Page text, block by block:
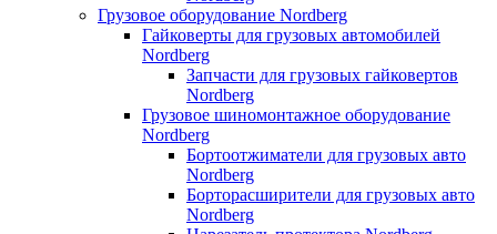
Грузовое оборудование Nordberg
Гайковерты для грузовых автомобилей
Nordberg
Запчасти для грузовых гайковертов
Nordberg
Грузовое шиномонтажное оборудование
Nordberg
Бортоотжиматели для грузовых авто
Nordberg
Борторасширители для грузовых авто
Nordberg